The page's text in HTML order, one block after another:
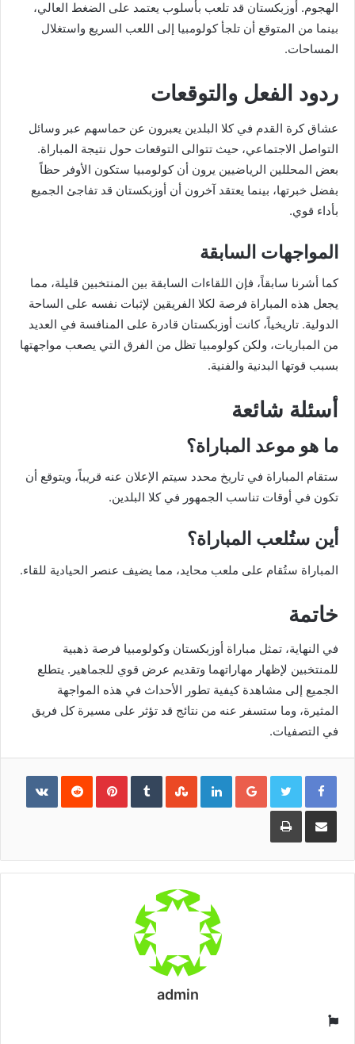
الهجوم. أوزبكستان قد تلعب بأسلوب يعتمد على الضغط العالي،
بينما من المتوقع أن تلجأ كولومبيا إلى اللعب السريع واستغلال
المساحات.
ردود الفعل والتوقعات
عشاق كرة القدم في كلا البلدين يعبرون عن حماسهم عبر وسائل
التواصل الاجتماعي، حيث تتوالى التوقعات حول نتيجة المباراة.
بعض المحللين الرياضيين يرون أن كولومبيا ستكون الأوفر حظاً
بفضل خبرتها، بينما يعتقد آخرون أن أوزبكستان قد تفاجئ الجميع
بأداء قوي.
المواجهات السابقة
كما أشرنا سابقاً، فإن اللقاءات السابقة بين المنتخبين قليلة، مما
يجعل هذه المباراة فرصة لكلا الفريقين لإثبات نفسه على الساحة
الدولية. تاريخياً، كانت أوزبكستان قادرة على المنافسة في العديد
من المباريات، ولكن كولومبيا تظل من الفرق التي يصعب مواجهتها
بسبب قوتها البدنية والفنية.
أسئلة شائعة
ما هو موعد المباراة؟
ستقام المباراة في تاريخ محدد سيتم الإعلان عنه قريباً، ويتوقع أن
تكون في أوقات تناسب الجمهور في كلا البلدين.
أين ستُلعب المباراة؟
المباراة ستُقام على ملعب محايد، مما يضيف عنصر الحيادية للقاء.
خاتمة
في النهاية، تمثل مباراة أوزبكستان وكولومبيا فرصة ذهبية
للمنتخبين لإظهار مهاراتهما وتقديم عرض قوي للجماهير. يتطلع
الجميع إلى مشاهدة كيفية تطور الأحداث في هذه المواجهة
المثيرة، وما ستسفر عنه من نتائج قد تؤثر على مسيرة كل فريق
في التصفيات.
Google+
LinkedIn
Pinterest
مشاركة
البريد
طباعة
admin